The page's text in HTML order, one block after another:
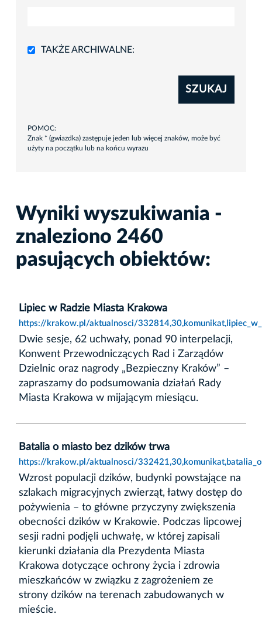
TAKŻE ARCHIWALNE:
SZUKAJ
POMOC:
Znak * (gwiazdka) zastępuje jeden lub więcej znaków, może być
użyty na początku lub na końcu wyrazu
Wyniki wyszukiwania -
znaleziono 2460
pasujących obiektów:
Lipiec w Radzie Miasta Krakowa
https://krakow.pl/aktualnosci/
Dwie sesje, 62 uchwały, ponad 90 interpelacji,
Konwent Przewodniczących Rad i Zarządów
Dzielnic oraz nagrody „Bezpieczny Kraków” –
zapraszamy do podsumowania działań Rady
Miasta Krakowa w mijającym miesiącu.
Batalia o miasto bez dzików trwa
https://krakow.pl/aktualnosci/
Wzrost populacji dzików, budynki powstające na
szlakach migracyjnych zwierząt, łatwy dostęp do
pożywienia – to główne przyczyny zwiększenia
obecności dzików w Krakowie. Podczas lipcowej
sesji radni podjęli uchwałę, w której zapisali
kierunki działania dla Prezydenta Miasta
Krakowa dotyczące ochrony życia i zdrowia
mieszkańców w związku z zagrożeniem ze
strony dzików na terenach zabudowanych w
mieście.